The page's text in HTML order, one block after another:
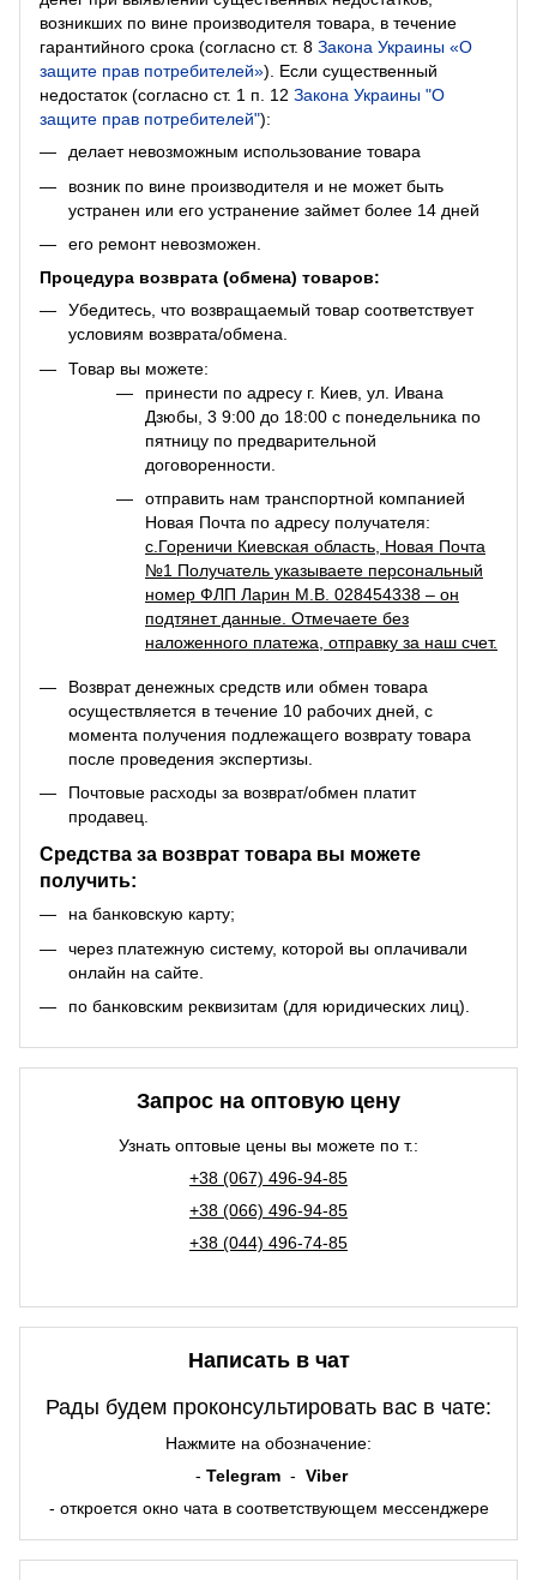
возникших по вине производителя товара, в течение
гарантийного срока (согласно ст. 8 Закона Украины «О
защите прав потребителей»). Если существенный
недостаток (согласно ст. 1 п. 12 Закона Украины "О
защите прав потребителей"):
делает невозможным использование товара
возник по вине производителя и не может быть
устранен или его устранение займет более 14 дней
его ремонт невозможен.
Процедура возврата (обмена) товаров:
Убедитесь, что возвращаемый товар соответствует
условиям возврата/обмена.
Товар вы можете:
принести по адресу г. Киев, ул. Ивана
Дзюбы, 3 9:00 до 18:00 с понедельника по
пятницу по предварительной
договоренности.
отправить нам транспортной компанией
Новая Почта по адресу получателя:
с.Гореничи Киевская область, Новая Почта
№1 Получатель указываете персональный
номер ФЛП Ларин М.В. 028454338 – он
подтянет данные. Отмечаете без
наложенного платежа, отправку за наш счет.
Возврат денежных средств или обмен товара
осуществляется в течение 10 рабочих дней, с
момента получения подлежащего возврату товара
после проведения экспертизы.
Почтовые расходы за возврат/обмен платит
продавец.
Средства за возврат товара вы можете
получить:
на банковскую карту;
через платежную систему, которой вы оплачивали
онлайн на сайте.
по банковским реквизитам (для юридических лиц).
Запрос на оптовую цену
Узнать оптовые цены вы можете по т.:
+38 (067) 496-94-85
+38 (066) 496-94-85
+38 (044) 496-74-85
Написать в чат
Рады будем проконсультировать вас в чате:
Нажмите на обозначение:
- Telegram - Viber
- откроется окно чата в соответствующем мессенджере